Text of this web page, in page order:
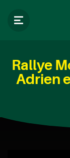
Rallye
Adrien